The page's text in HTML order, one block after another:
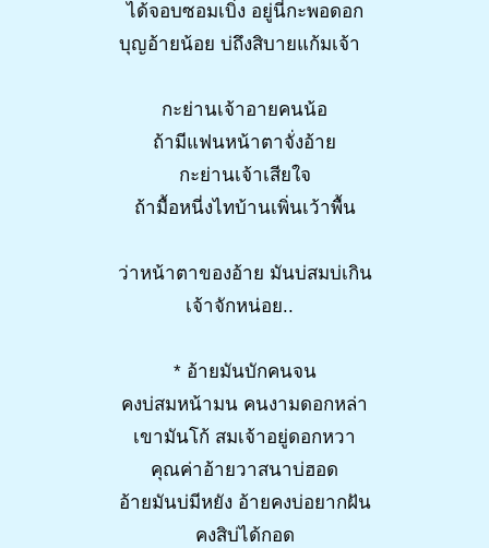
ได้จอบซอมเบิ่ง อยู่นี่กะพอดอก
บุญอ้ายน้อย บ่ถึงสิบายแก้มเจ้า
กะย่านเจ้าอายคนน้อ
ถ้ามีแฟนหน้าตาจั่งอ้าย
กะย่านเจ้าเสียใจ
ถ้ามื้อหนี่งไทบ้านเพิ่นเว้าพื้น
ว่าหน้าตาของอ้าย มันบ่สมบ่เกิน
เจ้าจักหน่อย..
* อ้ายมันบักคนจน
คงบ่สมหน้ามน คนงามดอกหล่า
เขามันโก้ สมเจ้าอยู่ดอกหวา
คุณค่าอ้ายวาสนาบ่ฮอด
อ้ายมันบ่มีหยัง อ้ายคงบ่อยากฝัน
คงสิบ่ได้กอด